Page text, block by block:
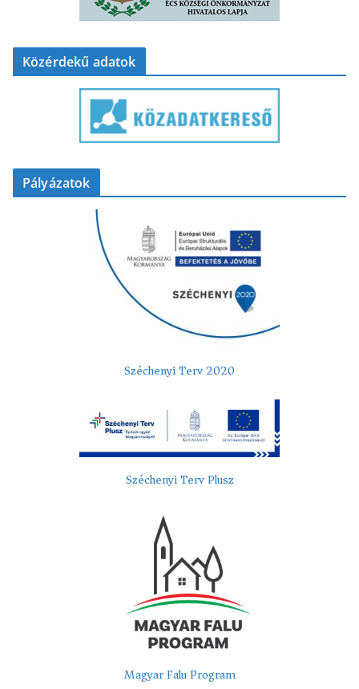
Közérdekű adatok
Pályázatok
Széchenyi Terv 2020
Széchenyi Terv Plusz
Magyar Falu Program